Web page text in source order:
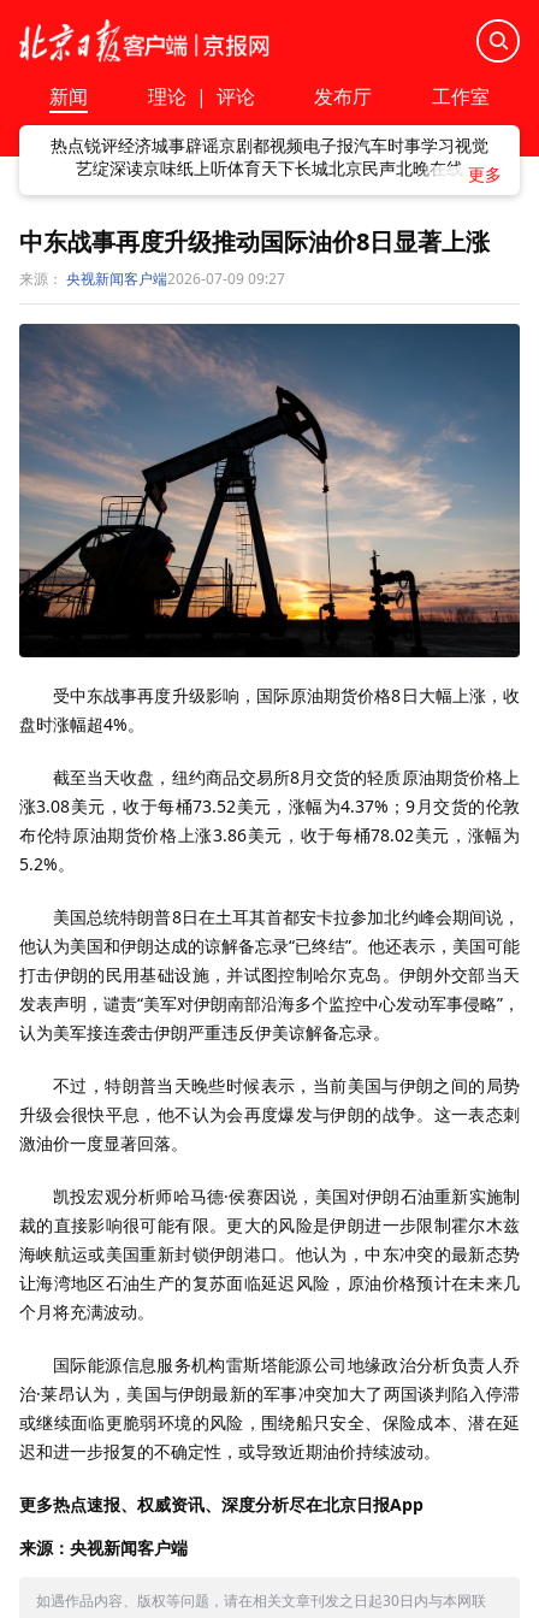
新闻 理论 | 评论 发布厅 工作室
热点锐评经济城事辟谣京剧都视频电子报汽车时事学习视觉
艺绽深读京味纸上听体育天下长城北京民声北晚在线
中东战事再度升级推动国际油价8日显著上涨
来源： 央视新闻客户端2026-07-09 09:27
受中东战事再度升级影响，国际原油期货价格8日大幅上涨，收
盘时涨幅超4%。
截至当天收盘，纽约商品交易所8月交货的轻质原油期货价格上
涨3.08美元，收于每桶73.52美元，涨幅为4.37%；9月交货的伦敦
布伦特原油期货价格上涨3.86美元，收于每桶78.02美元，涨幅为
5.2%。
美国总统特朗普8日在土耳其首都安卡拉参加北约峰会期间说，
他认为美国和伊朗达成的谅解备忘录“已终结”。他还表示，美国可能
打击伊朗的民用基础设施，并试图控制哈尔克岛。伊朗外交部当天
发表声明，谴责“美军对伊朗南部沿海多个监控中心发动军事侵略”，
认为美军接连袭击伊朗严重违反伊美谅解备忘录。
不过，特朗普当天晚些时候表示，当前美国与伊朗之间的局势
升级会很快平息，他不认为会再度爆发与伊朗的战争。这一表态刺
激油价一度显著回落。
凯投宏观分析师哈马德·侯赛因说，美国对伊朗石油重新实施制
裁的直接影响很可能有限。更大的风险是伊朗进一步限制霍尔木兹
海峡航运或美国重新封锁伊朗港口。他认为，中东冲突的最新态势
让海湾地区石油生产的复苏面临延迟风险，原油价格预计在未来几
个月将充满波动。
国际能源信息服务机构雷斯塔能源公司地缘政治分析负责人乔
治·莱昂认为，美国与伊朗最新的军事冲突加大了两国谈判陷入停滞
或继续面临更脆弱环境的风险，围绕船只安全、保险成本、潜在延
迟和进一步报复的不确定性，或导致近期油价持续波动。
更多热点速报、权威资讯、深度分析尽在北京日报App
来源：央视新闻客户端
如遇作品内容、版权等问题，请在相关文章刊发之日起30日内与本网联